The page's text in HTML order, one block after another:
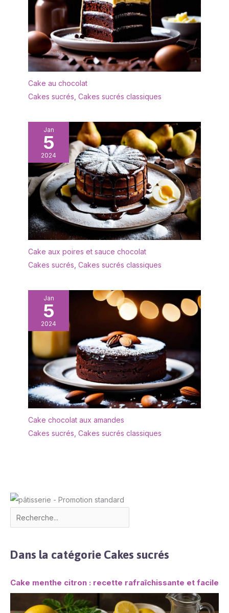
sa fabrication aluminium
recyclé comparé à
l'extraction d'aluminium
neuf Eco-responsable :
Produit recyclable avec
revêtement antiadhésif
sûr (pas de pfoa, pas de
ceux exigés par la
vigueur sur le contact
alimentaire. Sans plomb
ni cadmium signifie sans
addition intentionnelle de
plomb et cadmium dans
les revêtements. Pas de
migration à une
concentration de 0, 005
mgkg Facile a nettoyer :
Le revêtement
antiadhésif est garanti
sans pfoa, sans plomb,
sans cadmium Fabrique
en france par tefal, n
degrès1 mondialdes
: Euromonitor
international ltd, édition
home and garden 2019,
valeur de la marque en
magasin (rsp), données
2018 Fabriqué en france
Cake au chocolat
Cakes sucrés Cakes sucrés classiques
Jan
5
2024
Cake aux poires et sauce chocolat
Cakes sucrés Cakes sucrés classiques
Jan
5
2024
Cake chocolat aux amandes
Cakes sucrés Cakes sucrés classiques
Dans la catégorie Cakes sucrés
Cake menthe citron : recette rafraîchissante et facile